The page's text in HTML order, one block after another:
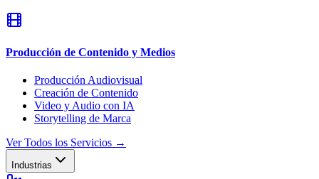
Producción de Contenido y Medios
Producción Audiovisual
Creación de Contenido
Video y Audio con IA
Storytelling de Marca
Ver Todos los Servicios →
Industrias